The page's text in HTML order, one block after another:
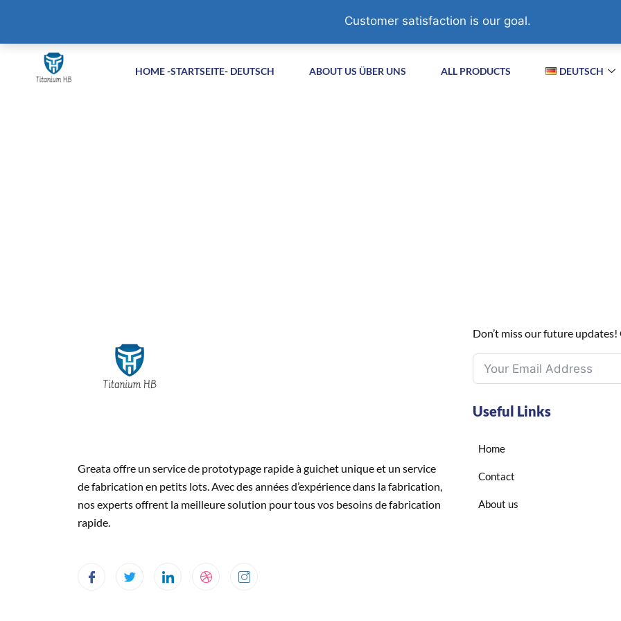
XIZHA VILLAGE,SUZHOU. CHINA
HOME -STARTSEITE- DEUTSCH ABOUT US ÜBER UNS ALL PRODUCTS DEUTSCH
Greata offre un service de prototypage rapide à guichet unique et un service
de fabrication en petits lots. Avec des années d’expérience dans la fabrication,
nos experts offrent la meilleure solution pour tous vos besoins de fabrication
rapide.
Don’t miss our future updates!
Useful Links
Home
Contact
About us
Customer satisfaction is our goal.